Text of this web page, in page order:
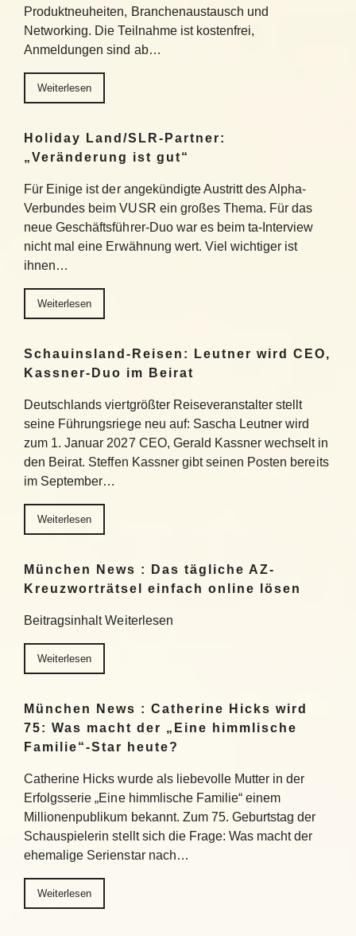
Produktneuheiten, Branchenaustausch und
Networking. Die Teilnahme ist kostenfrei,
Anmeldungen sind ab…
Weiterlesen
Holiday Land/SLR-Partner:
„Veränderung ist gut“
Für Einige ist der angekündigte Austritt des Alpha-
Verbundes beim VUSR ein großes Thema. Für das
neue Geschäftsführer-Duo war es beim ta-Interview
nicht mal eine Erwähnung wert. Viel wichtiger ist
ihnen…
Weiterlesen
Schauinsland-Reisen: Leutner wird CEO,
Kassner-Duo im Beirat
Deutschlands viertgrößter Reiseveranstalter stellt
seine Führungsriege neu auf: Sascha Leutner wird
zum 1. Januar 2027 CEO, Gerald Kassner wechselt in
den Beirat. Steffen Kassner gibt seinen Posten bereits
im September…
Weiterlesen
München News : Das tägliche AZ-
Kreuzworträtsel einfach online lösen
Beitragsinhalt Weiterlesen
Weiterlesen
München News : Catherine Hicks wird
75: Was macht der „Eine himmlische
Familie“-Star heute?
Catherine Hicks wurde als liebevolle Mutter in der
Erfolgsserie „Eine himmlische Familie“ einem
Millionenpublikum bekannt. Zum 75. Geburtstag der
Schauspielerin stellt sich die Frage: Was macht der
ehemalige Serienstar nach…
Weiterlesen